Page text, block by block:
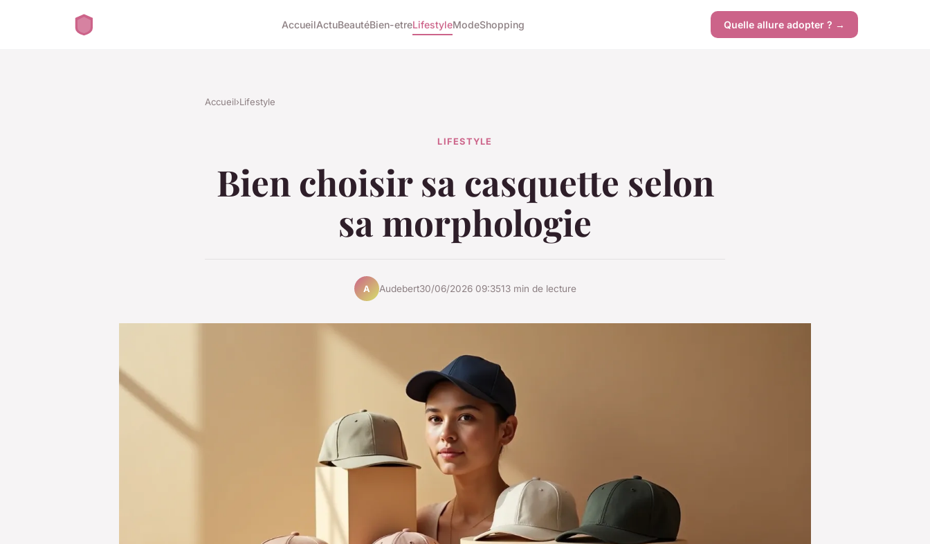
AccueilActuBeautéBien-etreLifestyleModeShopping Quelle allure adopter ? →
Accueil›Lifestyle
LIFESTYLE
Bien choisir sa casquette selon
sa morphologie
A Audebert30/06/2026 09:3513 min de lecture